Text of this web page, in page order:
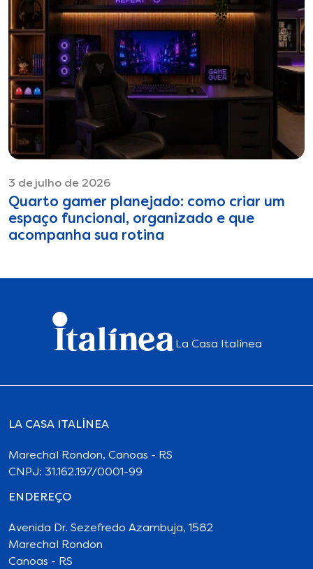
3 de julho de 2026
Quarto gamer planejado: como criar um
espaço funcional, organizado e que
acompanha sua rotina
La Casa Italínea
LA CASA ITALÍNEA
Marechal Rondon, Canoas - RS
CNPJ: 31.162.197/0001-99
ENDEREÇO
Avenida Dr. Sezefredo Azambuja, 1582
Marechal Rondon
Canoas - RS